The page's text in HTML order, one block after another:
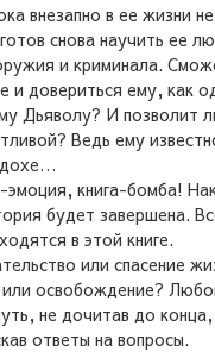
внезапно в ее жизни
снова научить ее
и криминала.
и довериться ему, как
Дьяволу? И позволит
Ведь ему
эмоция, книга-бомба!
будет завершена.
в этой книге.
или спасение
освобождение?
не дочитав до конца,
ответы на вопросы.